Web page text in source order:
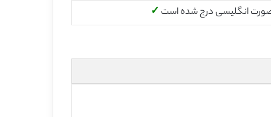
انگلیسی درج شده است ✓